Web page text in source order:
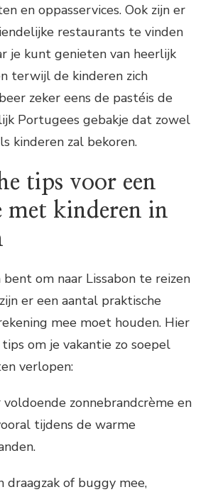
en oppasservices. Ook zijn er
restaurants te vinden
je kunt genieten van heerlijk
terwijl de kinderen zich
zeker eens de pastéis de
Portugees gebakje dat zowel
kinderen zal bekoren.
tips voor een
met kinderen in
om naar Lissabon te reizen
er een aantal praktische
mee moet houden. Hier
om je vakantie zo soepel
verlopen:
voldoende zonnebrandcrème en
tijdens de warme
draagzak of buggy mee,